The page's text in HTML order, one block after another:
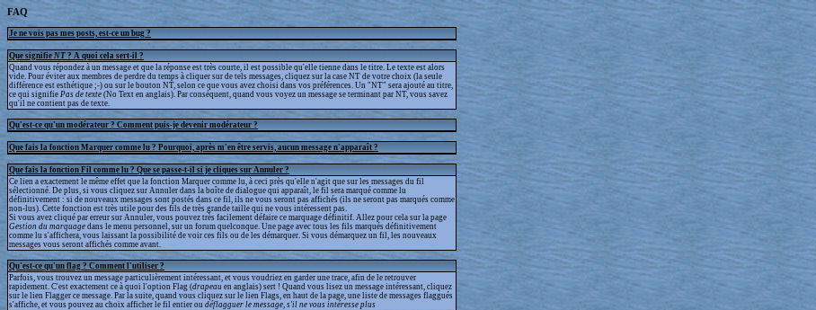
FAQ
Je ne vois pas mes posts, est-ce un bug ?
Que signifie NT ? A quoi cela sert-il ?
Quand vous répondez à un message et que la réponse est très courte, il est possible qu'elle tienne dans le titre. Le texte est alors
vide. Pour éviter aux membres de perdre du temps à cliquer sur de tels messages, cliquez sur la case NT de votre choix (la seule
différence est esthétique ;-) ou sur le bouton NT, selon ce que vous avez choisi dans vos préférences. Un "NT" sera ajouté au titre,
ce qui signifie Pas de texte (No Text en anglais). Par conséquent, quand vous voyez un message se terminant par NT, vous savez
qu'il ne contient pas de texte.
Qu'est-ce qu'un modérateur ? Comment puis-je devenir modérateur ?
Que fais la fonction Marquer comme lu ? Pourquoi, après m'en être servis, aucun message n'apparaît ?
Que fais la fonction Fil comme lu ? Que se passe-t-il si je cliques sur Annuler ?
Ce lien a exactement le même effet que la fonction Marquer comme lu, à ceci près qu'elle n'agit que sur les messages du fil
sélectionné. De plus, si vous cliquez sur Annuler dans la boîte de dialogue qui apparaît, le fil sera marqué comme lu
définitivement : si de nouveaux messages sont postés dans ce fil, ils ne vous seront pas affichés (ils ne seront pas marqués comme
non-lus). Cette fonction est très utile pour des fils de très grande taille qui ne vous intéressent pas.
Si vous avez cliqué par erreur sur Annuler, vous pouvez très facilement défaire ce marquage définitif. Allez pour cela sur la page
Gestion du marquage dans le menu personnel, sur un forum quelconque. Une page avec tous les fils marqués définitivement
comme lu s'affichera, vous laissant la possibilité de voir ces fils ou de les démarquer. Si vous démarquez un fil, les nouveaux
messages vous seront affichés comme avant.
Qu'est-ce qu'un flag ? Comment l'utiliser ?
Parfois, vous trouvez un message particulièrement intéressant, et vous voudriez en garder une trace, afin de le retrouver
rapidement. C'est exactement ce à quoi l'option Flag (drapeau en anglais) sert ! Quand vous lisez un message intéressant, cliquez
sur le lien Flagger ce message. Par la suite, quand vous cliquez sur le lien Flags, en haut de la page, une liste de messages flaggués
s'affiche, et vous pouvez au choix afficher le fil entier ou déflagguer le message, s'il ne vous intéresse plus